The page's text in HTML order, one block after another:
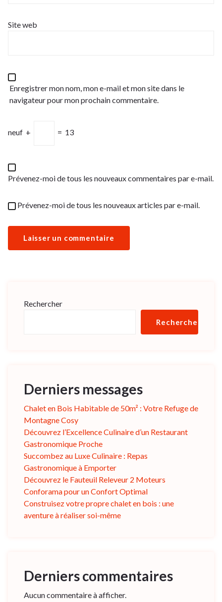
Site web
Enregistrer mon nom, mon e-mail et mon site dans le
navigateur pour mon prochain commentaire.
neuf + = 13
Prévenez-moi de tous les nouveaux commentaires par e-mail.
Prévenez-moi de tous les nouveaux articles par e-mail.
Rechercher
Rechercher
Derniers messages
Chalet en Bois Habitable de 50m² : Votre Refuge de
Montagne Cosy
Découvrez l’Excellence Culinaire d’un Restaurant
Gastronomique Proche
Succombez au Luxe Culinaire : Repas
Gastronomique à Emporter
Découvrez le Fauteuil Releveur 2 Moteurs
Conforama pour un Confort Optimal
Construisez votre propre chalet en bois : une
aventure à réaliser soi-même
Derniers commentaires
Aucun commentaire à afficher.